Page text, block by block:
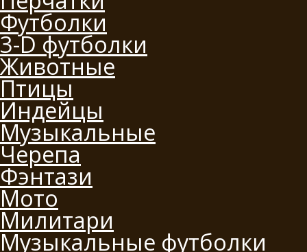
Футболки
3-D футболки
Животные
Птицы
Индейцы
Музыкальные
Черепа
Фэнтази
Мото
Милитари
Музыкальные футболки